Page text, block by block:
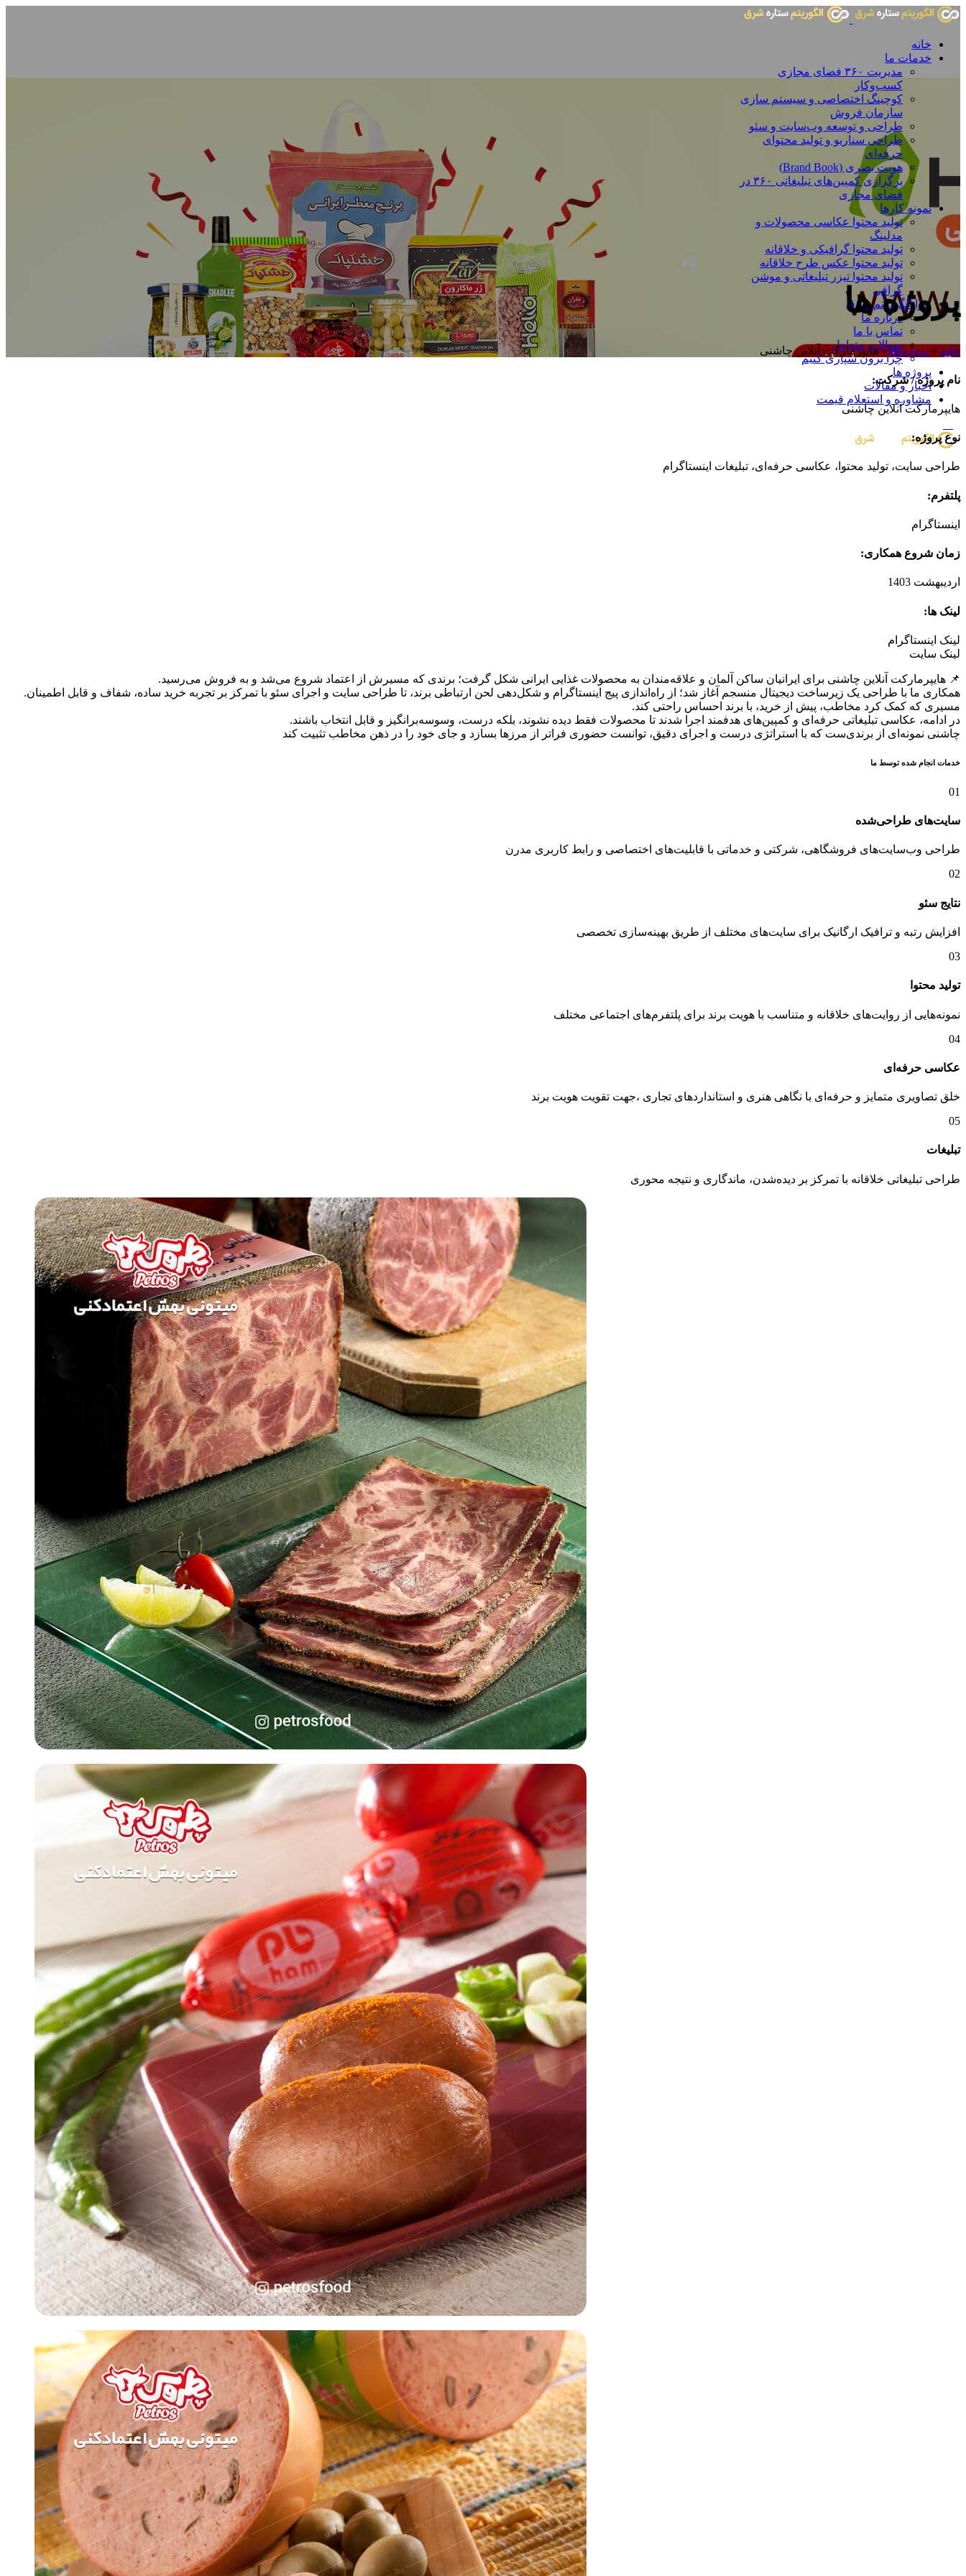
خانه
خدمات ما
مدیریت ۳۶۰ فضای مجازی
کسب‌وکار
کوچینگ اختصاصی و سیستم سازی
سازمان فروش
طراحی و توسعه وب‌سایت و سئو
طراحی سناریو و تولید محتوای
حرفه‌ای
هویت بصری (Brand Book)
برگزاری کمپین‌های تبلیغاتی ۳۶۰ در
فضای مجازی
نمونه کارها
تولید محتوا عکاسی محصولات و
مدلینگ
تولید محتوا گرافیکی و خلاقانه
تولید محتوا عکس طرح خلاقانه
تولید محتوا تیزر تبلیغاتی و موشن
گرافی
چرا الگوریتم شرق
درباره ما
تماس با ما
سوالات متداول
چرا برون سپاری کنیم
پروژه ها
اخبار و مقالات
مشاوره و استعلام قیمت
پروژه ها
خانه » پروژه ها»هایپرمارکت آنلاین چاشنی
نام پروژه / شرکت:
هایپرمارکت آنلاین چاشنی
نوع پروژه:
طراحی سایت، تولید محتوا، عکاسی حرفه‌ای، تبلیغات اینستاگرام
پلتفرم:
اینستاگرام
زمان شروع همکاری:
اردیبهشت 1403
لینک ها:
لینک اینستاگرام
لینک سایت
📌 هایپرمارکت آنلاین چاشنی برای ایرانیان ساکن آلمان و علاقه‌مندان به محصولات غذایی ایرانی شکل گرفت؛ برندی که مسیرش از اعتماد شروع می‌شد و به فروش می‌رسید.
همکاری ما با طراحی یک زیرساخت دیجیتال منسجم آغاز شد؛ از راه‌اندازی پیج اینستاگرام و شکل‌دهی لحن ارتباطی برند، تا طراحی سایت و اجرای سئو با تمرکز بر تجربه خرید ساده، شفاف و قابل اطمینان.
مسیری که کمک کرد مخاطب، پیش از خرید، با برند احساس راحتی کند.
در ادامه، عکاسی تبلیغاتی حرفه‌ای و کمپین‌های هدفمند اجرا شدند تا محصولات فقط دیده نشوند، بلکه درست، وسوسه‌برانگیز و قابل انتخاب باشند.
چاشنی نمونه‌ای از برندی‌ست که با استراتژی درست و اجرای دقیق، توانست حضوری فراتر از مرزها بسازد و جای خود را در ذهن مخاطب تثبیت کند
خدمات انجام شده توسط ما​
01
سایت‌های طراحی‌شده
طراحی وب‌سایت‌های فروشگاهی، شرکتی و خدماتی با قابلیت‌های اختصاصی و رابط کاربری مدرن
02
نتایج سئو
افزایش رتبه و ترافیک ارگانیک برای سایت‌های مختلف از طریق بهینه‌سازی تخصصی
03
تولید محتوا
نمونه‌‌هایی از روایت‌های خلاقانه و متناسب با هویت برند برای پلتفرم‌های اجتماعی مختلف
04
عکاسی حرفه‌ای
خلق تصاویری متمایز و حرفه‌ای با نگاهی هنری و استانداردهای تجاری ،جهت تقویت هویت برند
05
تبلیغات
طراحی تبلیغاتی خلاقانه با تمرکز بر دیده‌شدن، ماندگاری و نتیجه‌ محوری